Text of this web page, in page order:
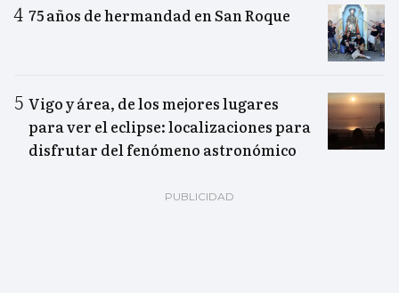
75 años de hermandad en San Roque
Vigo y área, de los mejores lugares
para ver el eclipse: localizaciones para
disfrutar del fenómeno astronómico